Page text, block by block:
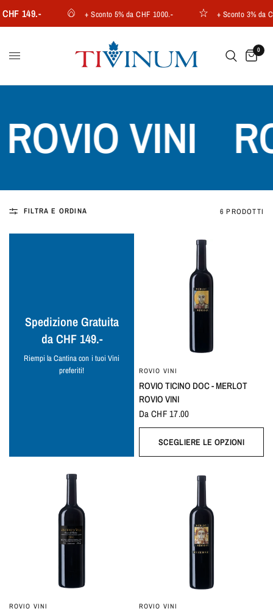
149.- + Sconto 5% da CHF 1000.- + Sconto 3% da
0
VINI
FILTRA E ORDINA 6 PRODOTTI
Spedizione Gratuita
da CHF 149.-
Riempi la Cantina con i tuoi Vini
preferiti!
ROVIO VINI
ROVIO TICINO DOC - MERLOT
ROVIO VINI
Da CHF 17.00
SCEGLIERE LE OPZIONI
ROVIO VINI ROVIO VINI